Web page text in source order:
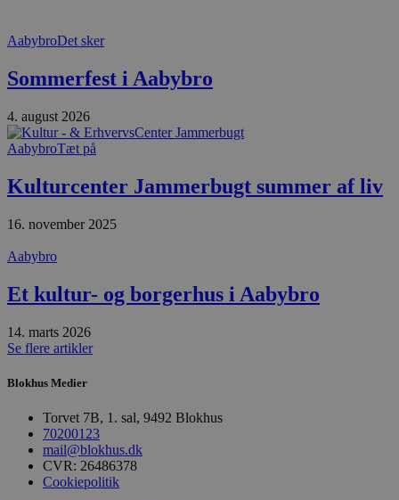
AabybroDet sker
Sommerfest i Aabybro
4. august 2026
AabybroTæt på
Kulturcenter Jammerbugt summer af liv
16. november 2025
Aabybro
Et kultur- og borgerhus i Aabybro
14. marts 2026
Se flere artikler
Blokhus Medier
Torvet 7B, 1. sal, 9492 Blokhus
70200123
mail@blokhus.dk
CVR: 26486378
Cookiepolitik